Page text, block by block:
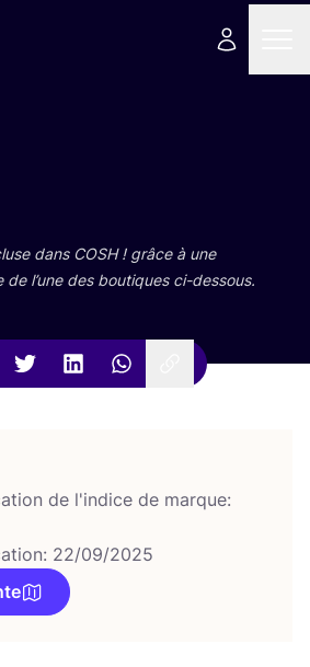
dans COSH! grâce à une
l’une des bou­tiques ci-dessous.
de l'indice de marque:
22/09/2025